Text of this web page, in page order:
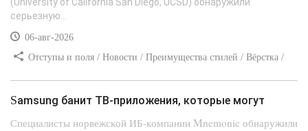
серьезную...
06-авг-2026
Отступы и поля / Новости / Преимущества стилей / Вёрстка /
Samsung банит ТВ-приложения, которые могут
Специалисты норвежской ИБ-компании Mnemonic обнаружили